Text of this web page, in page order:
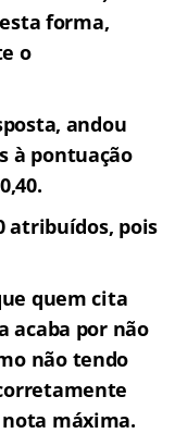
forma,
o
andou
à pontuação
atribuídos, pois
quem cita
acaba por não
não tendo
máxima.